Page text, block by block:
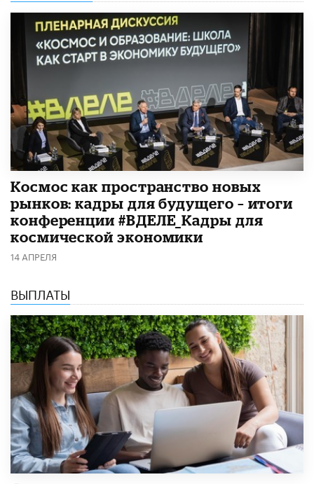
Космос как пространство новых
рынков: кадры для будущего – итоги
конференции #ВДЕЛЕ_Кадры для
космической экономики
14 АПРЕЛЯ
ВЫПЛАТЫ